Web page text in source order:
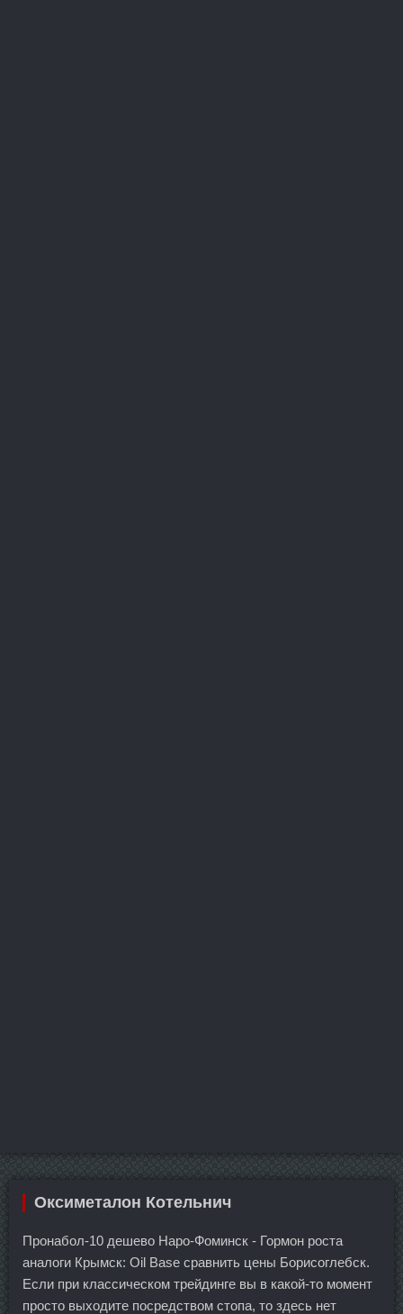
Оксиметалон Котельнич
Пронабол-10 дешево Наро-Фоминск - Гормон роста
аналоги Крымск: Oil Base сравнить цены Борисоглебск.
Если при классическом трейдинге вы в какой-то момент
просто выходите посредством стопа, то здесь нет